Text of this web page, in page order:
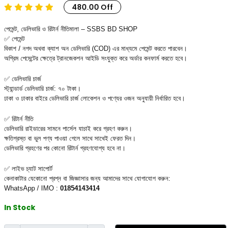
480.00 Off
পেমেন্ট, ডেলিভারি ও রিটার্ন নীতিমালা – SSBS BD SHOP
✅ পেমেন্ট
বিকাশ / নগদ অথবা ক্যাশ অন ডেলিভারি (COD) এর মাধ্যমে পেমেন্ট করতে পারবেন।
অগ্রিম পেমেন্টের ক্ষেত্রে ট্রানজেকশন আইডি সংযুক্ত করে অর্ডার কনফার্ম করতে হবে।
✅ ডেলিভারি চার্জ
স্ট্যান্ডার্ড ডেলিভারি চার্জ: ৭০ টাকা।
ঢাকা ও ঢাকার বাইরে ডেলিভারি চার্জ লোকেশন ও পণ্যের ওজন অনুযায়ী নির্ধারিত হবে।
✅ রিটার্ন নীতি
ডেলিভারি রাইডারের সামনে পার্সেল যাচাই করে গ্রহণ করুন।
ক্ষতিগ্রস্ত বা ভুল পণ্য পাওয়া গেলে সাথে সাথেই ফেরত দিন।
ডেলিভারি গ্রহণের পর কোনো রিটার্ন গ্রহণযোগ্য হবে না।
✅ লাইভ চ্যাট সাপোর্ট
কেনাকাটার যেকোনো প্রশ্ন বা জিজ্ঞাসার জন্য আমাদের সাথে যোগাযোগ করুন:
WhatsApp / IMO : 01854143414
In Stock